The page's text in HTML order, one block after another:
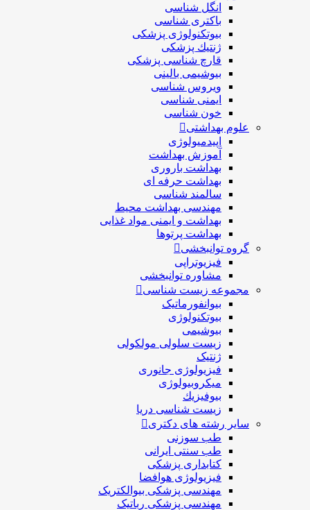
انگل شناسی
باکتری شناسی
بیوتکنولوژی پزشکی
ژنتيك پزشکی
قارچ شناسی پزشكی
بیوشیمی بالینی
ویروس شناسی
ایمنی شناسی
خون شناسی
علوم بهداشتی
اپیدمیولوژی
آموزش بهداشت
بهداشت باروری
بهداشت حرفه ای
سالمند شناسی
مهندسی بهداشت محيط
بهداشت و ایمنی مواد غذایی
بهداشت پرتوها
گروه توانبخشی
فیزیوتراپی
مشاوره توانبخشی
مجموعه زیست شناسی
بیوانفورماتیک
بیوتکنولوژی
بیوشیمی
زیست سلولی مولکولی
ژنتیک
فیزیولوژی جانوری
میکروبیولوژی
بيوفيزيك
زیست شناسی دریا
سایر رشته های دکتری
طب سوزنی
طب سنتی ایرانی
کتابداری پزشکی
فیزیولوژی هوافضا
مهندسی پزشکی بیوالکتریک
مهندسی پزشکی رباتیک